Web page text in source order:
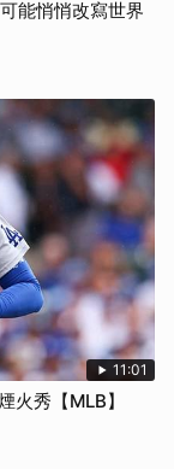
能悄悄改寫世界
11:01
火秀【MLB】